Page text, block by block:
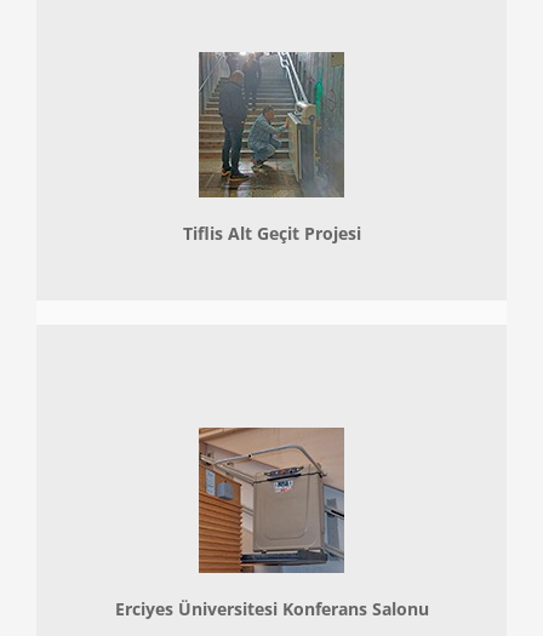
Tiflis Alt Geçit Projesi
Erciyes Üniversitesi Konferans Salonu